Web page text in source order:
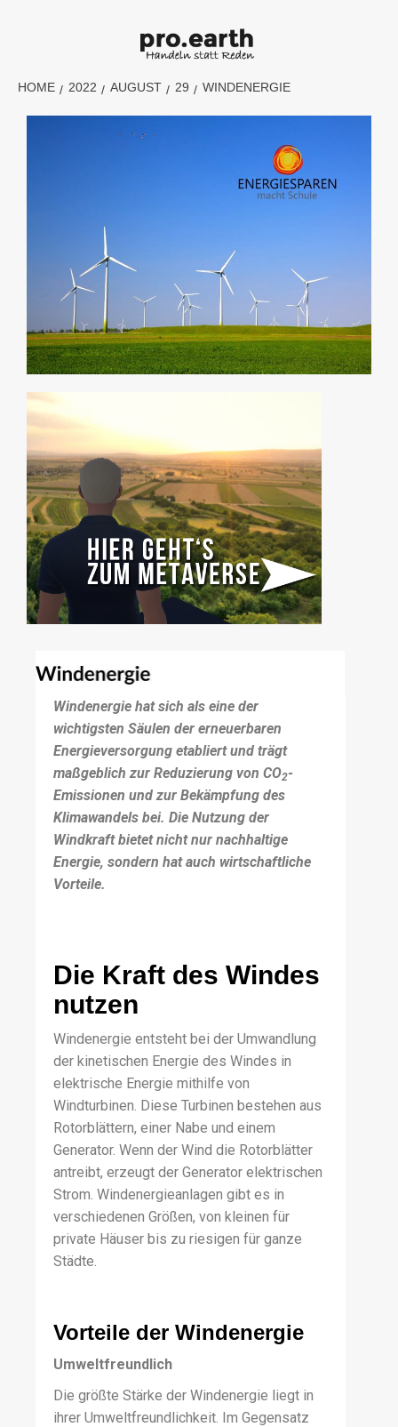
HOME 2022 AUGUST 29 WINDENERGIE
Windenergie hat sich als eine der
wichtigsten Säulen der erneuerbaren
Energieversorgung etabliert und trägt
maßgeblich zur Reduzierung von CO2-
Emissionen und zur Bekämpfung des
Klimawandels bei. Die Nutzung der
Windkraft bietet nicht nur nachhaltige
Energie, sondern hat auch wirtschaftliche
Vorteile.
Die Kraft des Windes
nutzen
Windenergie entsteht bei der Umwandlung
der kinetischen Energie des Windes in
elektrische Energie mithilfe von
Windturbinen. Diese Turbinen bestehen aus
Rotorblättern, einer Nabe und einem
Generator. Wenn der Wind die Rotorblätter
antreibt, erzeugt der Generator elektrischen
Strom. Windenergieanlagen gibt es in
verschiedenen Größen, von kleinen für
private Häuser bis zu riesigen für ganze
Städte.
Vorteile der Windenergie
Umweltfreundlich
Die größte Stärke der Windenergie liegt in
ihrer Umweltfreundlichkeit. Im Gegensatz